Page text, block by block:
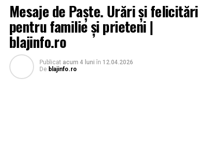
Mesaje de Paște. Urări și felicitări
pentru familie și prieteni |
blajinfo.ro
Publicat acum 4 luni în 12.04.2026
De blajinfo.ro